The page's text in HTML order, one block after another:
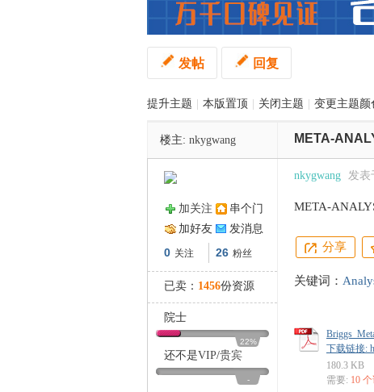
发帖 回复
提升主题 本版置顶 关闭主题 变更主题颜
楼主: nkygwang META-
加关注
串个门
加好友
发消息
0 关注 26 粉丝
已卖： 1456份资源
院士
22%
还不是VIP/贵宾
-
nkygwang 发表
META-
分享
关键词：
下载链接:
180.3 KB
需要: 10